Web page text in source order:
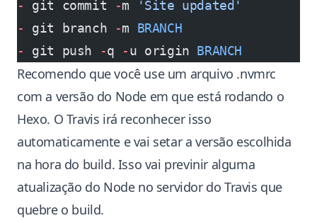
-
git commit -m
'Site updated'
-
git branch -m BRANCH
-
git push -q -u origin BRANCH
Recomendo que você use um arquivo .nvmrc
com a versão do Node em que está rodando o
Hexo. O Travis irá reconhecer isso
automaticamente e vai setar a versão escolhida
na hora do build. Isso vai previnir alguma
atualização do Node no servidor do Travis que
quebre o build.